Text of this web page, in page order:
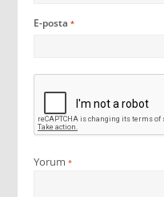
E-posta*
Yorum*